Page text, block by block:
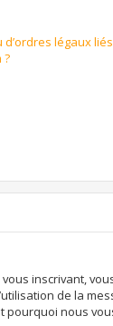
légaux
?
inscrivant,
de la
pourquoi nous